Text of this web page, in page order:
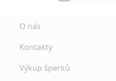
O nás
Kontakty
Výkup šperků